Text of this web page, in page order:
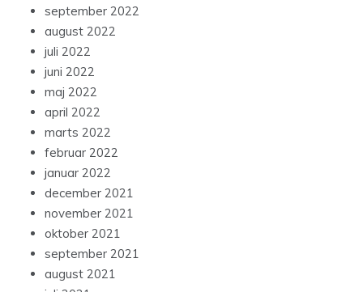
september 2022
august 2022
juli 2022
juni 2022
maj 2022
april 2022
marts 2022
februar 2022
januar 2022
december 2021
november 2021
oktober 2021
september 2021
august 2021